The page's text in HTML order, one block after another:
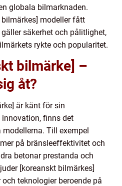
globala bilmarknaden.
modeller fått
säkerhet och pålitlighet,
rykte och popularitet.
bilmärke] –
åt?
är känt för sin
finns det
Till exempel
på bränsleeffektivitet och
betonar prestanda och
[koreanskt bilmärkes]
teknologier beroende på